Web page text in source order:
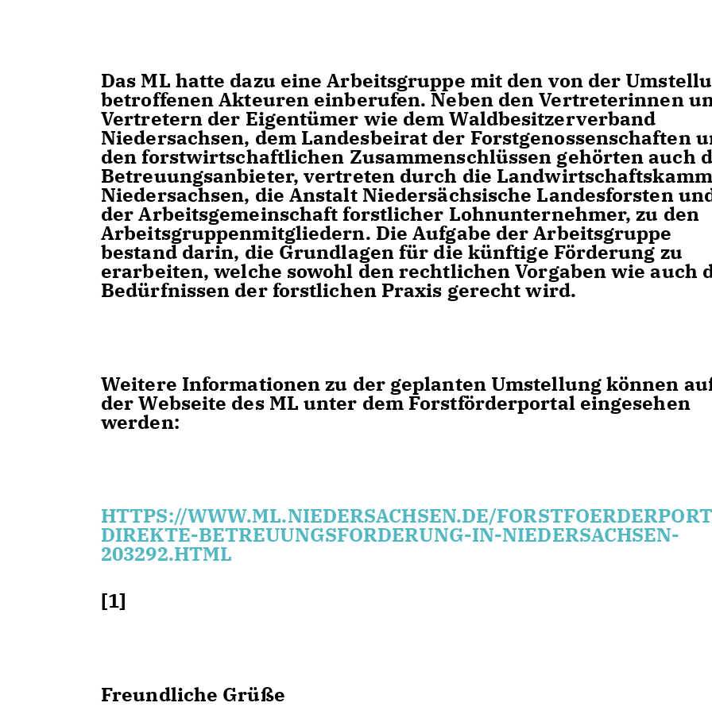
Das ML hatte dazu eine Arbeitsgruppe mit den von der
betroffenen Akteuren einberufen. Neben den Vertreterinnen
Vertretern der Eigentümer wie dem Waldbesitzerverband
Niedersachsen, dem Landesbeirat der Forstgenossenschaften
den forstwirtschaftlichen Zusammenschlüssen gehörten auch
Betreuungsanbieter, vertreten durch die
Niedersachsen, die Anstalt Niedersächsische Landesforsten
der Arbeitsgemeinschaft forstlicher Lohnunternehmer, zu den
Arbeitsgruppenmitgliedern. Die Aufgabe der Arbeitsgruppe
bestand darin, die Grundlagen für die künftige Förderung zu
erarbeiten, welche sowohl den rechtlichen Vorgaben wie auch
Bedürfnissen der forstlichen Praxis gerecht wird.
Weitere Informationen zu der geplanten Umstellung können
der Webseite des ML unter dem Forstförderportal eingesehen
werden:
HTTPS://WWW.ML.NIEDERSACHSEN.DE/
DIREKTE-BETREUUNGSFORDERUNG-IN-NIEDERSACHSEN-
203292.HTML
[1]
Freundliche Grüße